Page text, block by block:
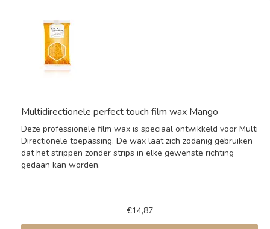
Multidirectionele perfect touch film wax Mango
Deze professionele film wax is speciaal ontwikkeld voor Multi
Directionele toepassing. De wax laat zich zodanig gebruiken
dat het strippen zonder strips in elke gewenste richting
gedaan kan worden.
€14,87